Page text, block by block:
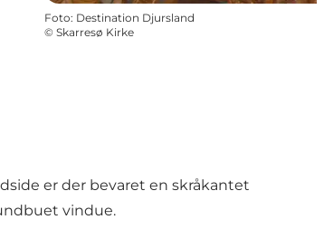
Foto: Destination Djursland
© Skarresø Kirke
er der bevaret en skråkantet
vindue.